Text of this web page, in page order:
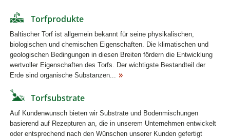
Torfprodukte
Baltischer Torf ist allgemein bekannt für seine physikalischen,
biologischen und chemischen Eigenschaften. Die klimatischen und
geologischen Bedingungen in diesen Breiten fördern die Entwicklung
wertvoller Eigenschaften des Torfs. Der wichtigste Bestandteil der
Erde sind organische Substanzen...
Torfsubstrate
Auf Kundenwunsch bieten wir Substrate und Bodenmischungen
basierend auf Rezepturen an, die in unserem Unternehmen entwickelt
oder entsprechend nach den Wünschen unserer Kunden gefertigt